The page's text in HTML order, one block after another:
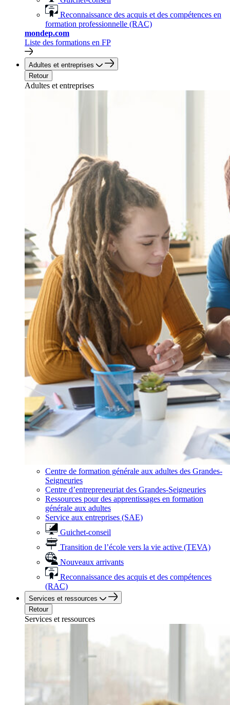
Reconnaissance des acquis et des compétences en
formation professionnelle (RAC)
mondep.com
Liste des formations en FP
Adultes et entreprises
Retour
Adultes et entreprises
Centre de formation générale aux adultes des Grandes-
Seigneuries
Centre d’entrepreneuriat des Grandes-Seigneuries
Ressources pour des apprentissages en formation
générale aux adultes
Service aux entreprises (SAE)
Guichet-conseil
Transition de l’école vers la vie active (TEVA)
Nouveaux arrivants
Reconnaissance des acquis et des compétences
(RAC)
Services et ressources
Retour
Services et ressources